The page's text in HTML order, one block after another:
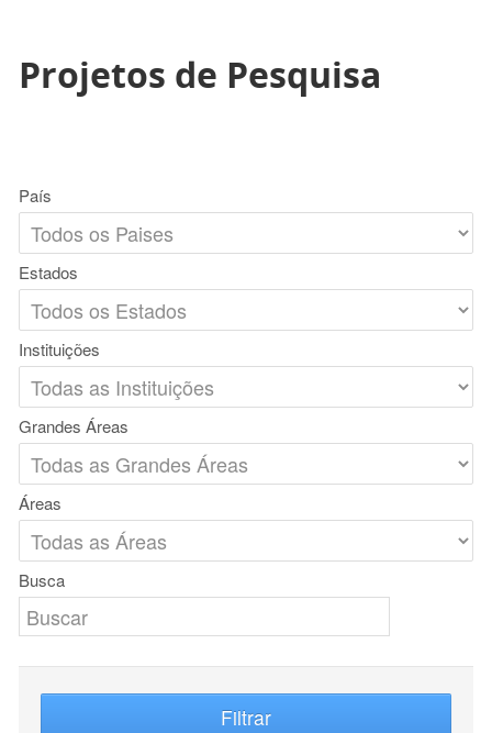
Projetos de Pesquisa
País
Estados
Instituições
Grandes Áreas
Áreas
Busca
Filtrar